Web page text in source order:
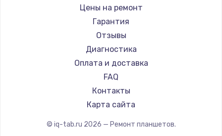
Microsoft
BlackView
Amazon
Aquarius
Philips
Dell
HP
Getac
Цены на ремонт
Гарантия
Отзывы
Диагностика
Оплата и доставка
FAQ
Контакты
Карта сайта
© iq-tab.ru 2026 — Ремонт планшетов.